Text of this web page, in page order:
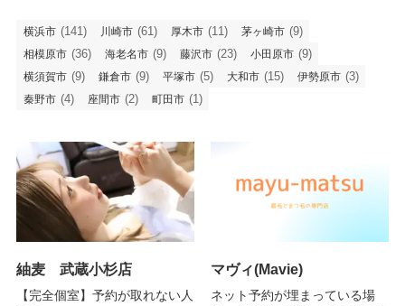
横浜市 (141) 川崎市 (61) 厚木市 (11) 茅ヶ崎市 (9)
相模原市 (36) 海老名市 (9) 藤沢市 (23) 小田原市 (9)
横須賀市 (9) 鎌倉市 (9) 平塚市 (5) 大和市 (15) 伊勢原市 (3)
秦野市 (4) 座間市 (2) 町田市 (1)
紬麦 武蔵小杉店
【完全個室】予約が取れない人
マヴィ(Mavie)
ネット予約が埋まっている場